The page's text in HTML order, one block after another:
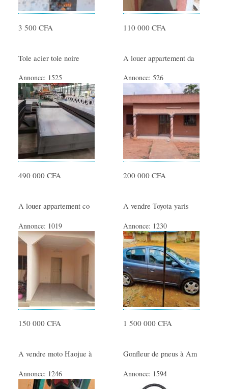
3 500 CFA 110 000 CFA
Tole acier tole noire
Annonce: 1525
490 000 CFA
A louer appartement da
Annonce:526
200 000 CFA
A louer appartement co
Annonce: 1019
150 000 CFA
A vendre Toyota yaris
Annonce: 1230
1 500 000 CFA
A vendre moto Haojue à
Annonce: 1246
Gonfleur de pneus à Am
Annonce: 1594